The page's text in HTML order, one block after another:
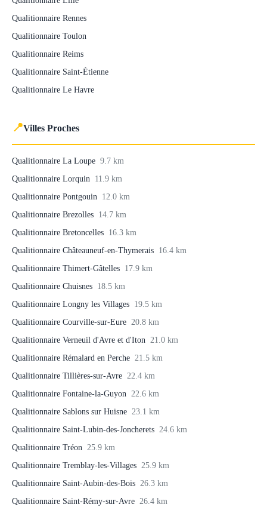
Qualitionnaire Rennes
Qualitionnaire Toulon
Qualitionnaire Reims
Qualitionnaire Saint-Étienne
Qualitionnaire Le Havre
📍Villes Proches
Qualitionnaire La Loupe 9.7 km
Qualitionnaire Lorquin 11.9 km
Qualitionnaire Pontgouin 12.0 km
Qualitionnaire Brezolles 14.7 km
Qualitionnaire Bretoncelles 16.3 km
Qualitionnaire Châteauneuf-en-Thymerais 16.4 km
Qualitionnaire Thimert-Gâtelles 17.9 km
Qualitionnaire Chuisnes 18.5 km
Qualitionnaire Longny les Villages 19.5 km
Qualitionnaire Courville-sur-Eure 20.8 km
Qualitionnaire Verneuil d'Avre et d'Iton 21.0 km
Qualitionnaire Rémalard en Perche 21.5 km
Qualitionnaire Tillières-sur-Avre 22.4 km
Qualitionnaire Fontaine-la-Guyon 22.6 km
Qualitionnaire Sablons sur Huisne 23.1 km
Qualitionnaire Saint-Lubin-des-Joncherets 24.6 km
Qualitionnaire Tréon 25.9 km
Qualitionnaire Tremblay-les-Villages 25.9 km
Qualitionnaire Saint-Aubin-des-Bois 26.3 km
Qualitionnaire Saint-Rémy-sur-Avre 26.4 km